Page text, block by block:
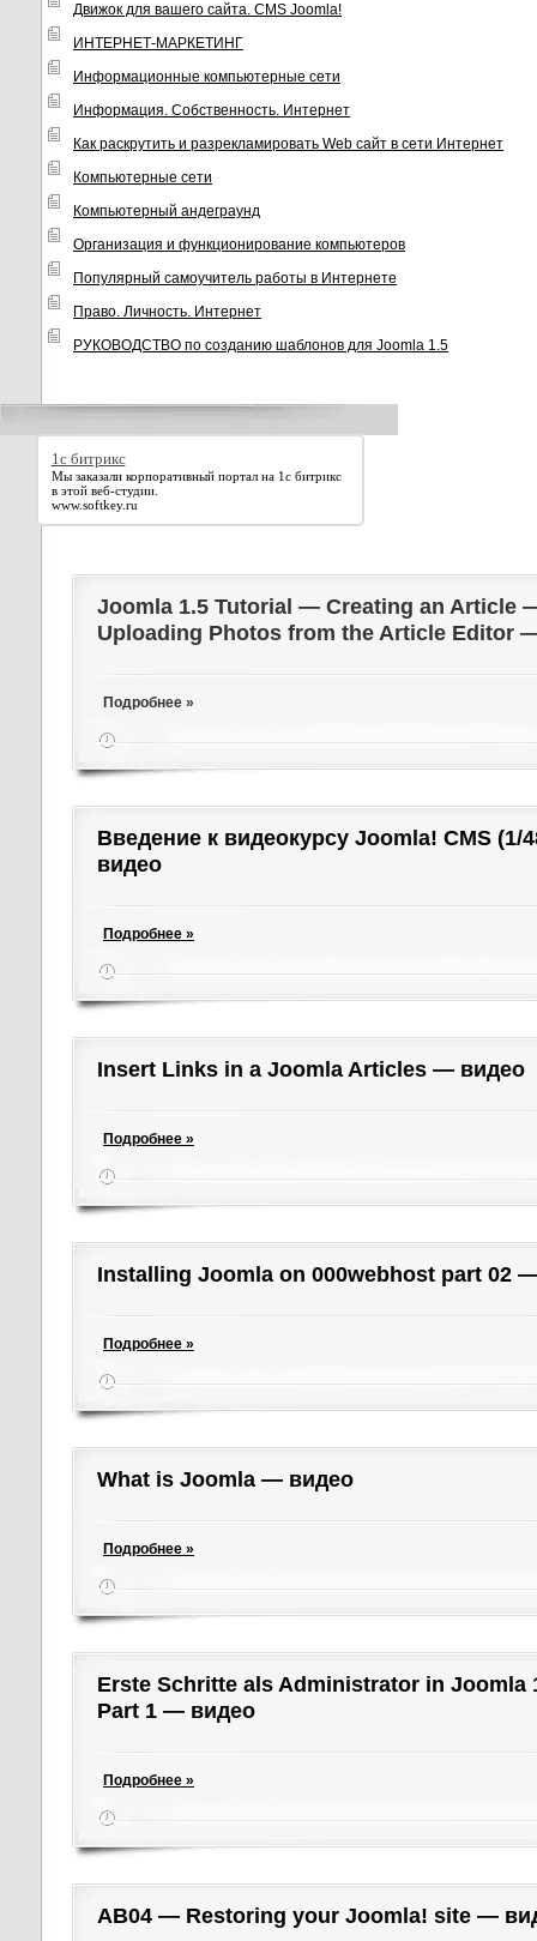
Движок для вашего сайта. CMS Joomla!
ИНТЕРНЕТ-МАРКЕТИНГ
Информационные компьютерные сети
Информация. Собственность. Интернет
Как раскрутить и разрекламировать Web сайт в сети Интернет
Компьютерные сети
Компьютерный андеграунд
Организация и функционирование компьютеров
Популярный самоучитель работы в Интернете
Право. Личность. Интернет
РУКОВОДСТВО по созданию шаблонов для Joomla 1.5
1с битрикс
Мы заказали корпоративный портал на 1с битрикс
в этой веб-студии.
www.softkey.ru
Joomla 1.5 Tutorial — Creating an Article
Uploading Photos from the Article Editor
Подробнее »
Введение к видеокурсу Joomla! CMS (1/
видео
Подробнее »
Insert Links in a Joomla Articles — видео
Подробнее »
Installing Joomla on 000webhost part 02
Подробнее »
What is Joomla — видео
Подробнее »
Erste Schritte als Administrator in Joomla
Part 1 — видео
Подробнее »
AB04 — Restoring your Joomla! site —